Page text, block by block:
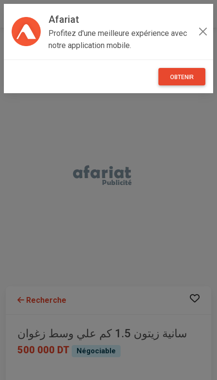
Afariat
Profitez d'une meilleure expérience avec
notre application mobile.
OBTENIR
Accueil Immobilier Grand Tunis
Recherche
سانية زيتون 1.5 كم علي وسط زغوان
500 000 DT Négociable